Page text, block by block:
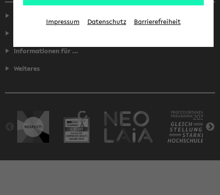
Informationen für ...
Weiteres
Impressum Datenschutz Barrierefreiheit